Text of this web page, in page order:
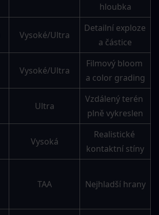
hloubka
Vysoké/Ultra
Detailní exploze
a částice
Vysoké/Ultra
Filmový bloom
a color grading
Ultra
Vzdálený terén
plně vykreslen
Vysoká
Realistické
kontaktní stíny
TAA Nejhladší hrany